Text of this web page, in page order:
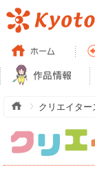
クリエイタ